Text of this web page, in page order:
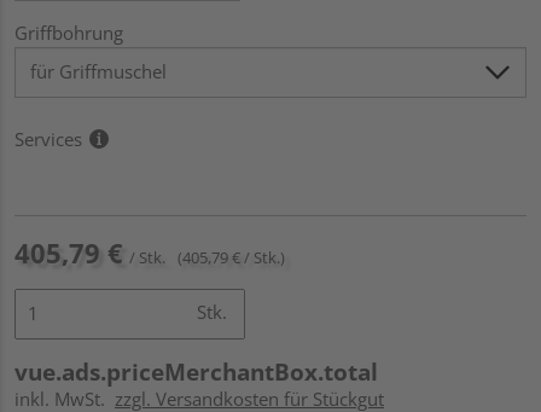
Griffbohrung
Services
405,79 € / Stk. (405,79 € / Stk.)
Stk.
vue.ads.priceMerchantBox.total
inkl. MwSt. zzgl. Versandkosten für Stückgut